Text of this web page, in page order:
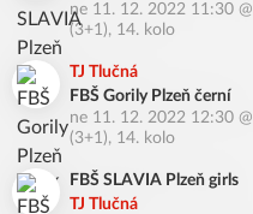
ne 11. 12. 2022 11:30 @
(3+1), 14. kolo
TJ Tlučná
FBŠ Gorily Plzeň černí
ne 11. 12. 2022 12:30 @
(3+1), 14. kolo
FBŠ SLAVIA Plzeň girls
TJ Tlučná